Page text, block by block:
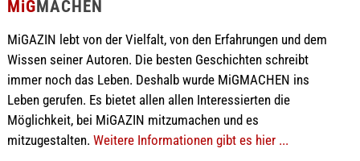
MiGMACHEN
MiGAZIN lebt von der Vielfalt, von den Erfahrungen und dem
Wissen seiner Autoren. Die besten Geschichten schreibt
immer noch das Leben. Deshalb wurde MiGMACHEN ins
Leben gerufen. Es bietet allen allen Interessierten die
Möglichkeit, bei MiGAZIN mitzumachen und es
mitzugestalten. Weitere Informationen gibt es hier ...